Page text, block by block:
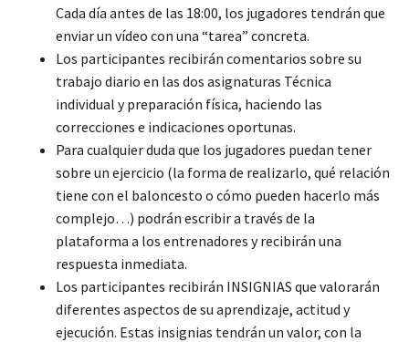
Cada día antes de las 18:00, los jugadores tendrán que
enviar un vídeo con una “tarea” concreta.
Los participantes recibirán comentarios sobre su
trabajo diario en las dos asignaturas Técnica
individual y preparación física, haciendo las
correcciones e indicaciones oportunas.
Para cualquier duda que los jugadores puedan tener
sobre un ejercicio (la forma de realizarlo, qué relación
tiene con el baloncesto o cómo pueden hacerlo más
complejo…) podrán escribir a través de la
plataforma a los entrenadores y recibirán una
respuesta inmediata.
Los participantes recibirán INSIGNIAS que valorarán
diferentes aspectos de su aprendizaje, actitud y
ejecución. Estas insignias tendrán un valor, con la